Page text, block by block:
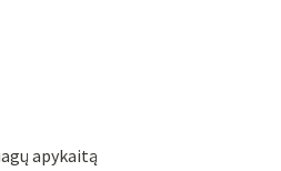
apykaitą